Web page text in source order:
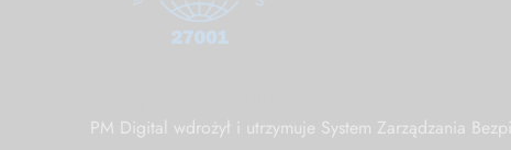
PM Digital wdrożył i utrzymuje System Zarządzania